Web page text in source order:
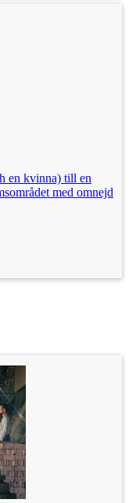
en kvinna) till en
med omnejd